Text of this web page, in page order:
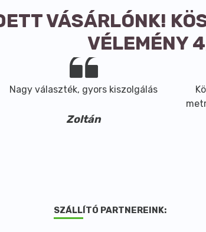
VÁSÁRLÓNK!
VÉLEMÉNY
Nagy választék, gyors kiszolgálás
Zoltán
SZÁLLÍTÓ PARTNEREINK: